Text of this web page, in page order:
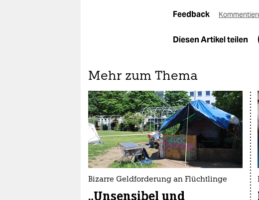
Feedback
Diesen Artikel teilen
Mehr zum Thema
Bizarre Geldforderung an Flüchtlinge
„Unsensibel und